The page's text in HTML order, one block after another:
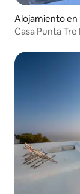
Alojamiento en
Casa Punta